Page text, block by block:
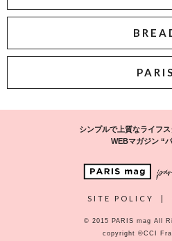
PARIS
シンプルで上質なライフ
WEBマガジン “
SITE POLICY |
© 2015 PARIS mag All
copyright ©CCI